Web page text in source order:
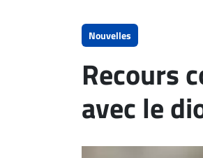
CARRIÈRE
Nouvelles
Recours
avec le